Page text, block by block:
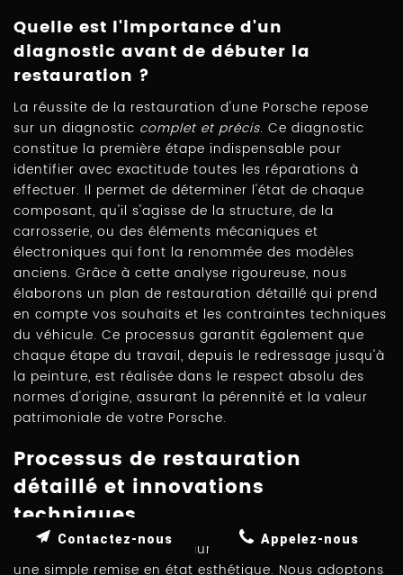
Quelle est l'importance d'un
diagnostic avant de débuter la
restauration ?
La réussite de la restauration d'une Porsche repose
sur un diagnostic complet et précis. Ce diagnostic
constitue la première étape indispensable pour
identifier avec exactitude toutes les réparations à
effectuer. Il permet de déterminer l'état de chaque
composant, qu'il s'agisse de la structure, de la
carrosserie, ou des éléments mécaniques et
électroniques qui font la renommée des modèles
anciens. Grâce à cette analyse rigoureuse, nous
élaborons un plan de restauration détaillé qui prend
en compte vos souhaits et les contraintes techniques
du véhicule. Ce processus garantit également que
chaque étape du travail, depuis le redressage jusqu'à
la peinture, est réalisée dans le respect absolu des
normes d'origine, assurant la pérennité et la valeur
patrimoniale de votre Porsche.
Processus de restauration
détaillé et innovations
techniques
Dans notre atelier, la restauration ne se limite pas à
une simple remise en état esthétique. Nous adoptons
Appelez-nous
Contactez-nous